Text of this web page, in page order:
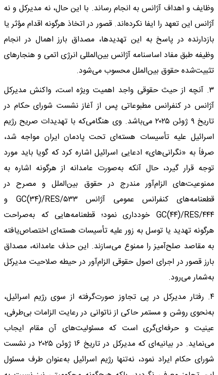
وظایف و اهداف آژانس به انجام رساند. با این حال، نه مدیرکل و نه
آژانس این تعهد را ایفا نکرده‌اند. قصور در اتخاذ هرگونه اقدام مؤثر یا
بازدارنده در پاسخ به این تهدیدها، مصداق بارز اهمال در انجام
وظیفه طبق مفاد اساسنامه آژانس بین‌المللی انرژی اتمی و هنجارهای
تثبیت‌شده حقوق بین‌الملل محسوب می‌شود.
۳. آنچه از حیث حقوقی واجد اهمیت ویژه است، واکنش مدیرکل
آژانس در کنفرانس مطبوعاتی پس از آغاز نشست شورای حکام در
تاریخ ۹ ژوئن ۲۰۲۵ می‌باشد. وی هنگامی‌که با تهدیدات صریح رژیم
اسرائیل علیه تأسیسات هسته‌ای تحت پادمان ایران مواجه شد،
صرفاً به «نگرانی‌های» ادعایی اسرائیل اشاره کرد که گویا باید مورد
توجه قرار گیرد، حال آنکه به‌صورت عامدانه از هرگونه اشاره به
ممنوعیت‌های الزام‌آور مندرج در حقوق بین‌الملل و مصرح در
قطعنامه‌های کنفرانس عمومی آژانس GC(۳۴)/RES/۵۳۳ و
GC(۴۴)/RES/۴۴۴ خودداری نمود؛ قطعنامه‌هایی که به‌صراحت
هرگونه تهدید یا توسل به زور علیه تأسیسات هسته‌ای اختصاص‌یافته
به مقاصد صلح‌آمیز را ممنوع می‌سازند. این حذف عامدانه، مصداق
بارز قصور در اجرای اصول حقوقی الزام‌آور در حیطه صلاحیت مدیرکل
به‌شمار می‌رود.
۴. رفتار مدیرکل در پی تجاوز صورت‌گرفته از سوی رژیم اسرائیل،
به‌نحوی روشن و مستمر حاکی از ناتوانی در رعایت الزامات بی‌طرفی،
عینیت و حرفه‌ای‌گری است که مسئولیت‌های آن مقام ایجاب
می‌نماید. در بیانیه‌ای که مدیرکل در تاریخ ۱۶ ژوئن ۲۰۲۵ در نشست
شورای حکام ایراد نمود، نه‌تنها رژیم اسرائیل به‌عنوان طرف مسئول